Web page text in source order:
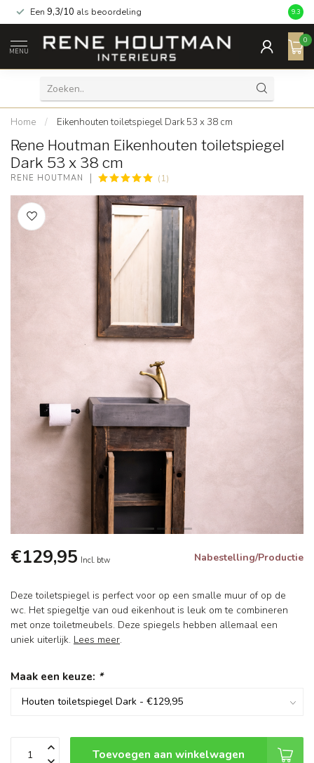
Een 9,3/10 als beoordeling 9.3
MENU
0
Home / Eikenhouten toiletspiegel Dark 53 x 38 cm
Rene Houtman Eikenhouten toiletspiegel
Dark 53 x 38 cm
RENE HOUTMAN (1)
€129,95 Incl. btw Nabestelling/Productie
Deze toiletspiegel is perfect voor op een smalle muur of op de
wc. Het spiegeltje van oud eikenhout is leuk om te combineren
met onze toiletmeubels. Deze spiegels hebben allemaal een
uniek uiterlijk. Lees meer.
Maak een keuze: *
Toevoegen aan winkelwagen